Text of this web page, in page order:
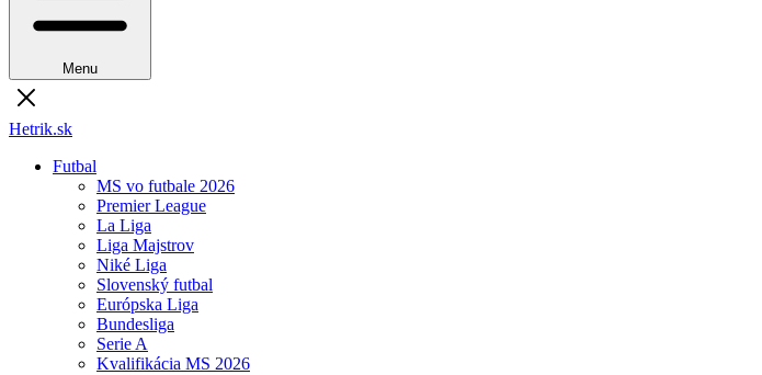
Menu
Hetrik.sk
Futbal
MS vo futbale 2026
Premier League
La Liga
Liga Majstrov
Niké Liga
Slovenský futbal
Európska Liga
Bundesliga
Serie A
Kvalifikácia MS 2026